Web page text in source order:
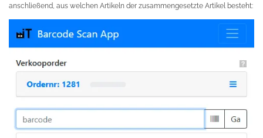
anschließend, aus welchen Artikeln der zusammengesetzte Artikel besteht: